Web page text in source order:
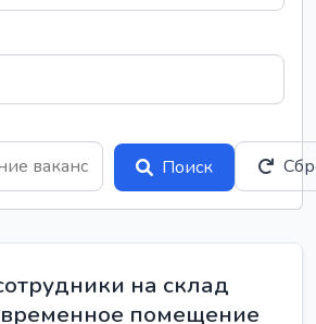
Поиск
на склад
помещение